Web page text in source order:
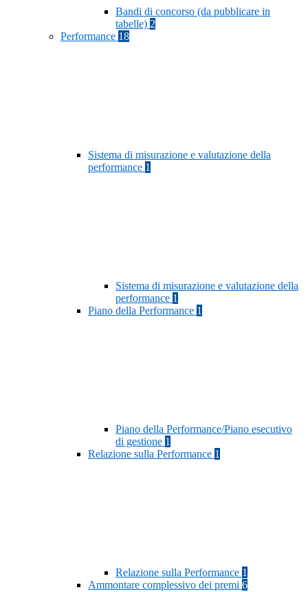
Bandi di concorso (da pubblicare in
tabelle) 2
Performance 18
Sistema di misurazione e valutazione della
performance 1
Sistema di misurazione e valutazione della
performance 1
Piano della Performance 1
Piano della Performance/Piano esecutivo
di gestione 1
Relazione sulla Performance 1
Relazione sulla Performance 1
Ammontare complessivo dei premi 6